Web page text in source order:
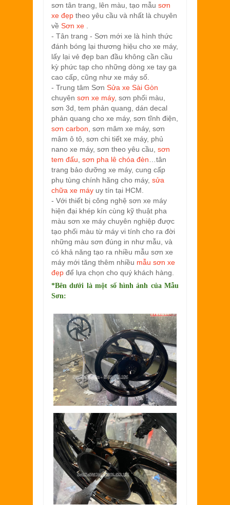
sơn tân trang, lên màu, tạo mẫu sơn
xe đẹp theo yêu cầu và nhất là chuyên
về Sơn xe
- Tân trang - Sơn mới xe là hình thức
đánh bóng lại thương hiệu cho xe máy,
lấy lại vẻ đẹp ban đầu không cần cầu
kỳ phức tạp cho những dòng xe tay ga
cao cấp, cũng như xe máy số.
- Trung tâm Sơn Sửa xe Sài Gòn
chuyên sơn xe máy, sơn phối màu,
sơn 3d, tem phản quang, dán decal
phản quang cho xe máy, sơn tĩnh điện,
sơn carbon , sơn mâm xe máy, sơn
mâm ô tô, sơn chi tiết xe máy, phủ
nano xe máy, sơn theo yêu cầu, sơn
tem đấu sơn pha lê chóa đèn …tân
trang bảo dưỡng xe máy, cung cấp
phụ tùng chính hãng cho máy, sửa
chữa xe máy uy tín tại HCM.
- Với thiết bị công nghệ sơn xe máy
hiện đại khép kín cùng kỹ thuật pha
màu sơn xe máy chuyên nghiệp được
tạo phối màu từ máy vi tính cho ra đời
những màu sơn đúng in như mẫu, và
có khả năng tạo ra nhiều mẫu sơn xe
máy mới tăng thêm nhiều mẫu sơn xe
đẹp để lựa chọn cho quý khách hàng.
*Bên dưới là một số hình ảnh của Mẫu
Sơn: